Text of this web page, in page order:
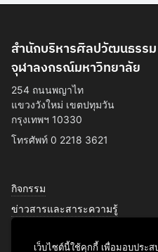
สำนักบริหารศิลปวัฒนธรรม
จุฬาลงกรณ์มหาวิทยาลัย
254 ถนนพญาไท
แขวงวังใหม่ เขตปทุมวัน
กรุงเทพฯ 10330
โทรศัพท์ 0 2218 3621
กิจกรรม
ข่าวสารและสาระความรู้
ศิลปวัฒนธรรม
เว็บไซต์นี้ใช้คุกกี้ เพื่อมอบประ